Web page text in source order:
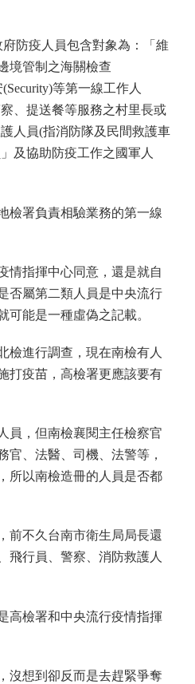
防疫人員包含對象為：「維
境管制之海關檢查
等第一線工作人
、提送餐等服務之村里長或
人員(指消防隊及民間救護車
及協助防疫工作之國軍人
檢署負責相驗業務的第一線
情指揮中心同意，還是就自
否屬第二類人員是中央流行
能是一種虛偽之記載。
檢進行調查，現在南檢有人
打疫苗，高檢署更應該要有
員，但南檢襄閱主任檢察官
、法醫、司機、法警等，
所以南檢造冊的人員是否都
前不久台南市衛生局局長還
飛行員、警察、消防救護人
高檢署和中央流行疫情指揮
沒想到卻反而是去趕緊爭奪